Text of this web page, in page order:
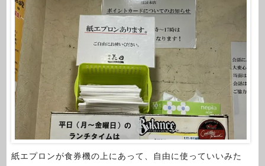
紙エプロンが食券機の上にあって、自由に使っていいみた